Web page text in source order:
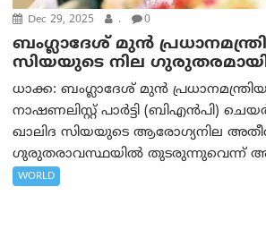
Dec 29, 2025 . 0
ബംഗ്ലാദേശ് മുന്‍
സിയയുടെ നില
ധാക്ക: ബംഗ്ലാദേശ് മുന്‍
നാഷണലിസ്റ്റ് പാർട്ടി (ബിഎൻപി)
ഖാലിദ സിയയുടെ ആരോഗ്യനില
ഗുരുതരാവസ്ഥയിൽ തുടരുന്നുവെന്ന്
WORLD